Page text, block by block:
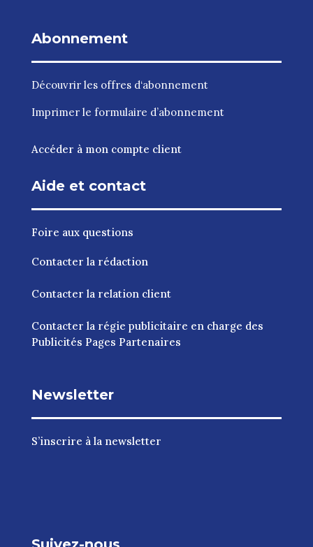
Abonnement
Découvrir les offres d‘abonnement
Imprimer le formulaire d’abonnement
Accéder à mon compte client
Aide et contact
Foire aux questions
Contacter la rédaction
Contacter la relation client
Contacter la régie publicitaire en charge des
Publicités Pages Partenaires
Newsletter
S’inscrire à la newsletter